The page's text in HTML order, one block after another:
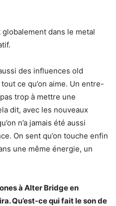
globalement dans le metal
des influences old
ce qu’on aime. Un entre-
trop à mettre une
dit, avec les nouveaux
n’a jamais été aussi
On sent qu’on touche enfin
une même énergie, un
à Alter Bridge en
Qu’est-ce qui fait le son de